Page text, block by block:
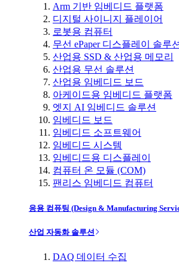
Arm 기반 임베디드 플랫폼
디지털 사이니지 플레이어
로봇용 컴퓨터
무선 ePaper 디스플레이 솔루션
산업용 SSD & 산업용 메모리
산업용 무선 솔루션
산업용 임베디드 보드
아케이드용 임베디드 플랫폼
엣지 AI 임베디드 솔루션
임베디드 보드
임베디드 소프트웨어
임베디드 시스템
임베디드용 디스플레이
컴퓨터 온 모듈 (COM)
팬리스 임베디드 컴퓨터
응용 컴퓨팅 (Design & Manufacturing
산업 자동화 솔루션
DAQ 데이터 수집